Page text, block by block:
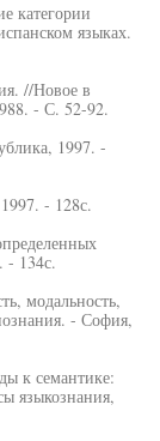
категории
языках.
//Новое в
- С. 52-92.
1997. -
- 128с.
- 134с.
модальность,
- София,
к семантике:
языкознания,